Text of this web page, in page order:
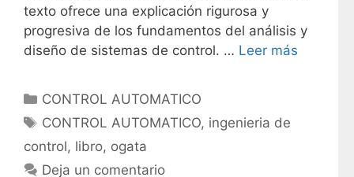
texto ofrece una explicación rigurosa y
progresiva de los fundamentos del análisis y
diseño de sistemas de control. … Leer más
C
a
e
CONTROL AUTOMATICO
E
CONTROL AUTOMATICO, ingenieria de
control, libro, ogata
Deja un comentario